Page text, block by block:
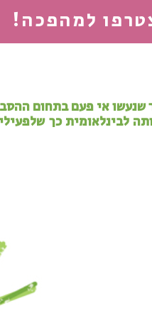
למהפכה!
שנעשו אי פעם בתחום
לבינלאומית כך